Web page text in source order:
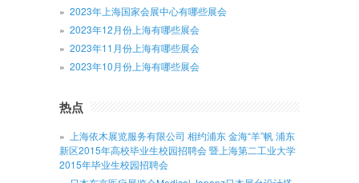
2023年上海国家会展中心有哪些展会
2023年12月份上海有哪些展会
2023年11月份上海有哪些展会
2023年10月份上海有哪些展会
热点
上海依木展览服务有限公司 相约浦东 金海“羊”帆 浦东
新区2015年高校毕业生校园招聘会 暨上海第二工业大学
2015年毕业生校园招聘会